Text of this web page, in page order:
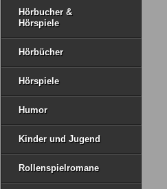
Hörbucher &
Hörspiele
Hörbücher
Hörspiele
Humor
Kinder und Jugend
Rollenspielromane